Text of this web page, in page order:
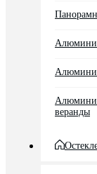
веранды